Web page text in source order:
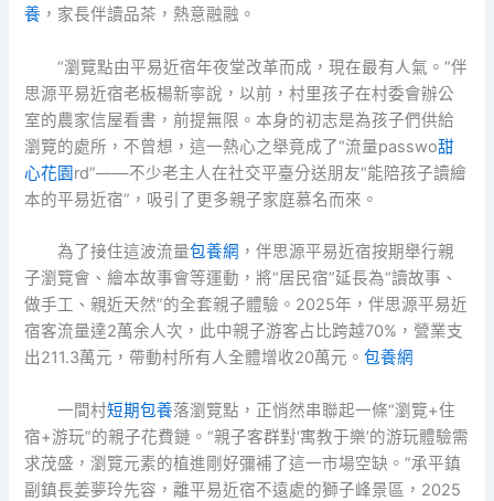
養 ，家長伴讀品茶，熱意融融。
“瀏覽點由平易近宿年夜堂改革而成，現在最有人氣。”伴
思源平易近宿老板楊新寧說，以前，村里孩子在村委會辦公
室的農家信屋看書，前提無限。本身的初志是為孩子們供給
瀏覽的處所，不曾想，這一熱心之舉竟成了“流量passwo甜
心花園rd”——不少老主人在社交平臺分送朋友“能陪孩子讀繪
本的平易近宿”，吸引了更多親子家庭慕名而來。
為了接住這波流量包養網 ，伴思源平易近宿按期舉行親
子瀏覽會、繪本故事會等運動，將“居民宿”延長為“讀故事、
做手工、親近天然”的全套親子體驗。2025年，伴思源平易近
宿客流量達2萬余人次，此中親子游客占比跨越70%，營業支
出211.3萬元，帶動村所有人全體增收20萬元。包養網
一間村短期包養落瀏覽點，正悄然串聯起一條“瀏覽+住
宿+游玩”的親子花費鏈。“親子客群對‘寓教于樂’的游玩體驗需
求茂盛，瀏覽元素的植進剛好彌補了這一市場空缺。”承平鎮
副鎮長姜夢玲先容，離平易近宿不遠處的獅子峰景區，2025